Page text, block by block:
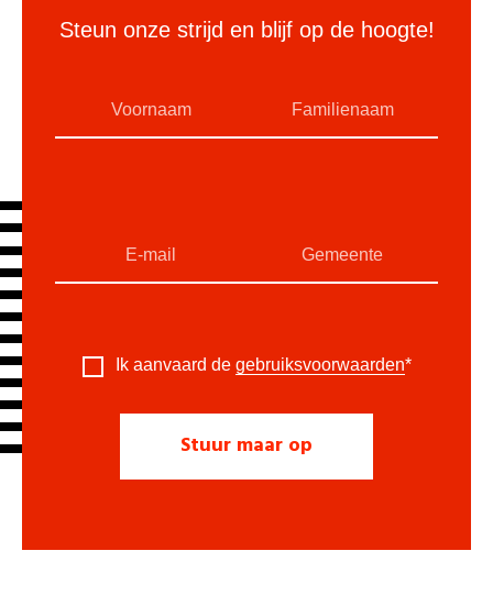
Steun onze strijd en blijf op de hoogte!
Ik aanvaard de gebruiksvoorwaarden*